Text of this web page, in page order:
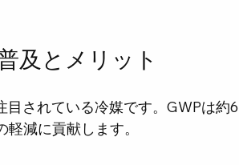
及とメリット
されている冷媒です。GWPは約
減に貢献します。